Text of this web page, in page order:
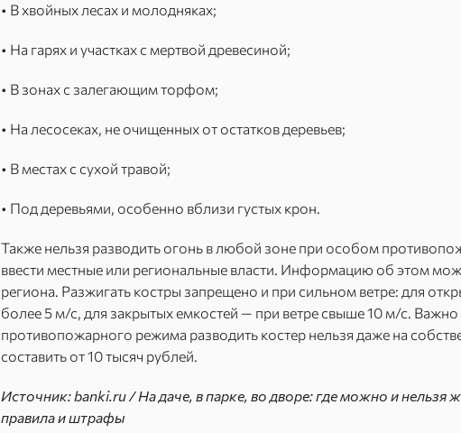
• В хвойных лесах и молодняках;
• На гарях и участках с мертвой древесиной;
• В зонах с залегающим торфом;
• На лесосеках, не очищенных от остатков деревьев;
• В местах с сухой травой;
• Под деревьями, особенно вблизи густых крон.
Также нельзя разводить огонь в любой зоне при особом
ввести местные или региональные власти. Информацию об этом
региона. Разжигать костры запрещено и при сильном ветре: для
более 5 м/с, для закрытых емкостей — при ветре свыше 10 м/с.
противопожарного режима разводить костер нельзя даже на
составить от 10 тысяч рублей.
Источник: banki.ru / На даче, в парке, во дворе: где можно и
правила и штрафы